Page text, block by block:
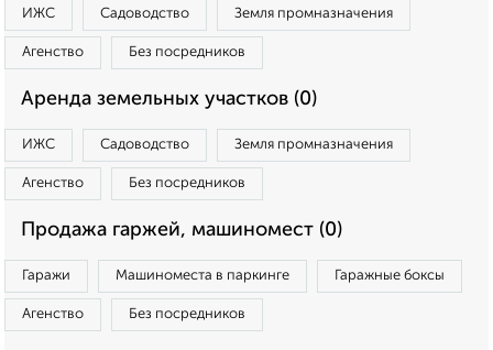
ИЖС Садоводство Земля промназначения
Агенство Без посредников
Аренда земельных участков (0)
ИЖС Садоводство Земля промназначения
Агенство Без посредников
Продажа гаржей, машиномест (0)
Гаражи Машиноместа в паркинге Гаражные боксы
Агенство Без посредников